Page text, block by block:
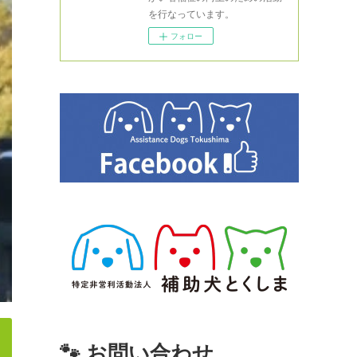
を行なっています。
フォロー